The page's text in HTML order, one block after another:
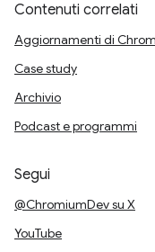
Contenuti correlati
Aggiornamenti di
Case study
Archivio
Podcast e programmi
Segui
@ChromiumDev su X
YouTube